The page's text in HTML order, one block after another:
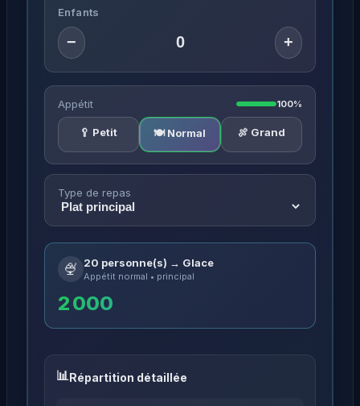
Enfants
− +
Appétit 100%
🥄 Petit 🍽️ Normal 🍖 Grand
Type de repas
🍨 20 personne(s) → Glace
Appétit normal • principal
2 000
Répartition détaillée